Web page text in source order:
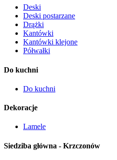
Deski
Deski postarzane
Drążki
Kantówki
Kantówki klejone
Półwałki
Do kuchni
Do kuchni
Dekoracje
Lamele
Siedziba główna - Krzczonów